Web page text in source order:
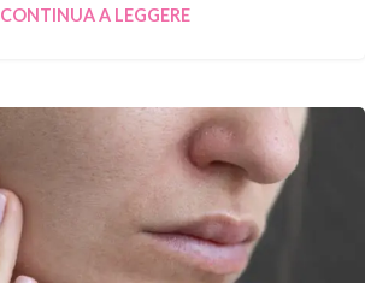
CONTINUA A LEGGERE